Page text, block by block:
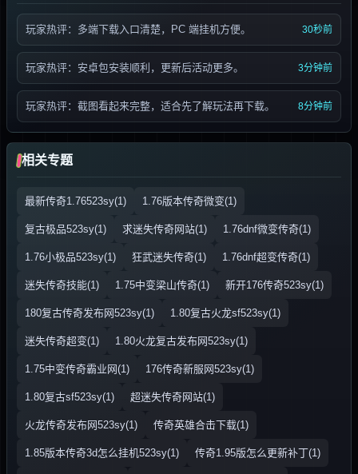
玩家热评：多端下载入口清楚，PC 端挂机方便。 30秒前
玩家热评：安卓包安装顺利，更新后活动更多。 3分钟前
玩家热评：截图看起来完整，适合先了解玩法再下载。 8分钟前
相关专题
最新传奇1.76523sy(1) 1.76版本传奇微变(1)
复古极品523sy(1) 求迷失传奇网站(1) 1.76dnf微变传奇(1)
1.76小极品523sy(1) 狂武迷失传奇(1) 1.76dnf超变传奇(1)
迷失传奇技能(1) 1.75中变梁山传奇(1) 新开176传奇523sy(1)
180复古传奇发布网523sy(1) 1.80复古火龙sf523sy(1)
迷失传奇超变(1) 1.80火龙复古发布网523sy(1)
1.75中变传奇霸业网(1) 176传奇新服网523sy(1)
1.80复古sf523sy(1) 超迷失传奇网站(1)
火龙传奇发布网523sy(1) 传奇英雄合击下载(1)
1.85版本传奇3d怎么挂机523sy(1) 传奇1.95版怎么更新补丁(1)